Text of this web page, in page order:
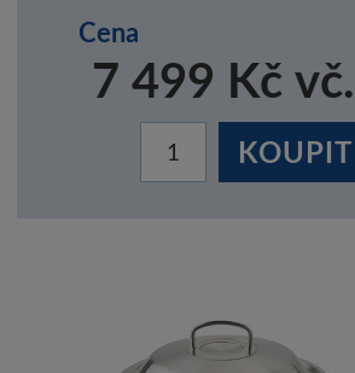
Cena
7 499 Kč
KOUPIT